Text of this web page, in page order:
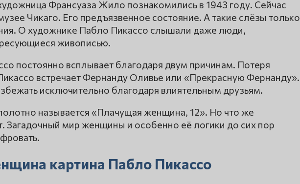
Франсуаза Жило познакомились в 1943 году. Сейчас
Чикаго. Его предъязвенное состояние. А такие слёзы только
О художнике Пабло Пикассо слышали даже люди,
живописью.
постоянно всплывает благодаря двум причинам. Потеря
встречает Фернанду Оливье или «Прекрасную Фернанду».
исключительно благодаря влиятельным друзьям.
называется «Плачущая женщина, 12». Но что же
Загадочный мир женщины и особенно её логики до сих пор
картина Пабло Пикассо